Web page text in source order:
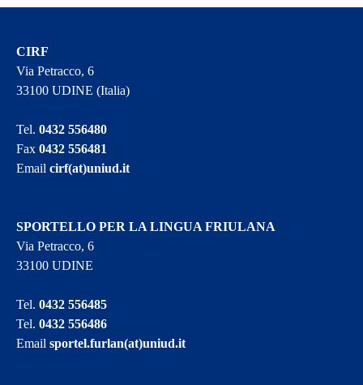
CIRF
Via Petracco, 6
33100 UDINE (Italia)
Tel.0432 556480
Fax0432 556481
Emailcirf(at)uniud.it
SPORTELLO PER LA LINGUA FRIULANA
Via Petracco, 6
33100 UDINE
Tel.0432 556485
Tel.0432 556486
Emailsportel.furlan(at)uniud.it